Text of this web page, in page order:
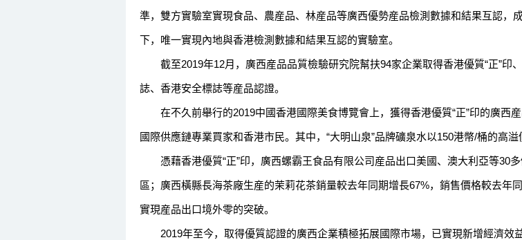
準，雙方實驗室實現食品、農産品、林産品等廣西優勢産品檢測數據和結果互認，
下，唯一實現內地與香港檢測數據和結果互認的實驗室。
截至2019年12月，廣西産品品質檢驗研究院幫扶94家企業取得香港優質“正”印
誌、香港安全標誌等産品認證。
在不久前舉行的2019中國香港國際美食博覽會上，獲得香港優質“正”印的廣西
國際供應鏈專業買家和香港市民。其中，“大明山泉”品牌礦泉水以150港幣/桶的高溢
憑藉香港優質“正”印，廣西螺霸王食品有限公司産品出口美國、澳大利亞等30
區；廣西橫縣長海茶廠生産的茉莉花茶銷量較去年同期增長67%，銷售價格較去年同
實現産品出口境外零的突破。
2019年至今，取得優質認證的廣西企業積極拓展國際市場，已實現新增經濟效